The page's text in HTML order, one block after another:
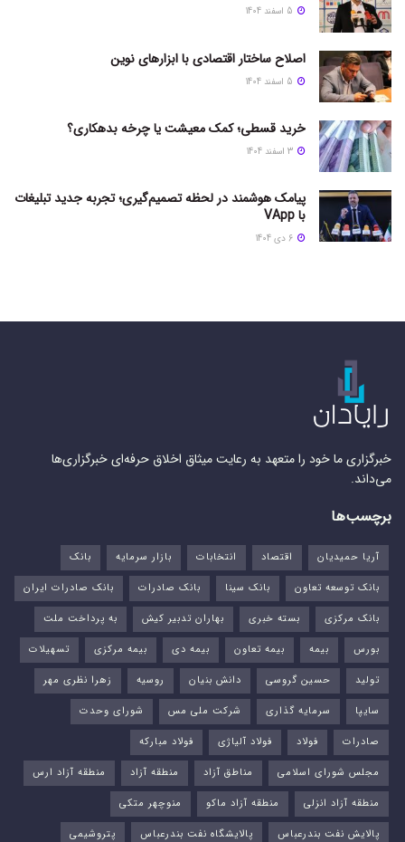
اصلاح ساختار اقتصادی با ابزارهای نوین
خرید قسطی؛ کمک معیشت یا چرخه بدهکاری؟
پیامک هوشمند در لحظه تصمیم‌گیری؛ تجربه جدید تبلیغات
با VApp
خبرگزاری ما خود را متعهد به رعایت میثاق اخلاق حرفه‌ای خبرگزاری‌ها
می‌داند.
برچسب‌ها
آریا حمیدیان اقتصاد انتخابات بازار سرمایه
بانک
بانک توسعه تعاون
بانک سینا بانک صادرات
بانک صادرات ایران
بانک مرکزی
بسته خبری بهاران تدبیر کیش
به پرداخت ملت
بورس‌
بیمه بیمه تعاون بیمه دی بیمه مرکزی
تسهیلات
تولید
حسین گروسی دانش بنیان روسیه
زهرا نظری مهر
سایپا
سرمایه گذاری شرکت ملی مس
شورای وحدت
صادرات
فولاد فولاد آلیاژی
فولاد مبارکه
مجلس شورای اسلامی
مناطق آزاد منطقه آزاد
منطقه آزاد ارس
منطقه آزاد انزلی
منطقه آزاد ماکو
منوچهر متکی
پالایش نفت بندرعباس
پالایشگاه نفت بندرعباس پتروشیمی